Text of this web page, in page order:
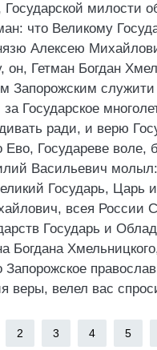
милости
что Великому
Алексею
он, Гетман Богдан
Запорожским
Государское
ради, и верю
Ево, Государеве воле,
Васильевич
Государь, Царь
всея России
Государь и
Богдана
Запорожское
веры, велел вас
2 3 4 5